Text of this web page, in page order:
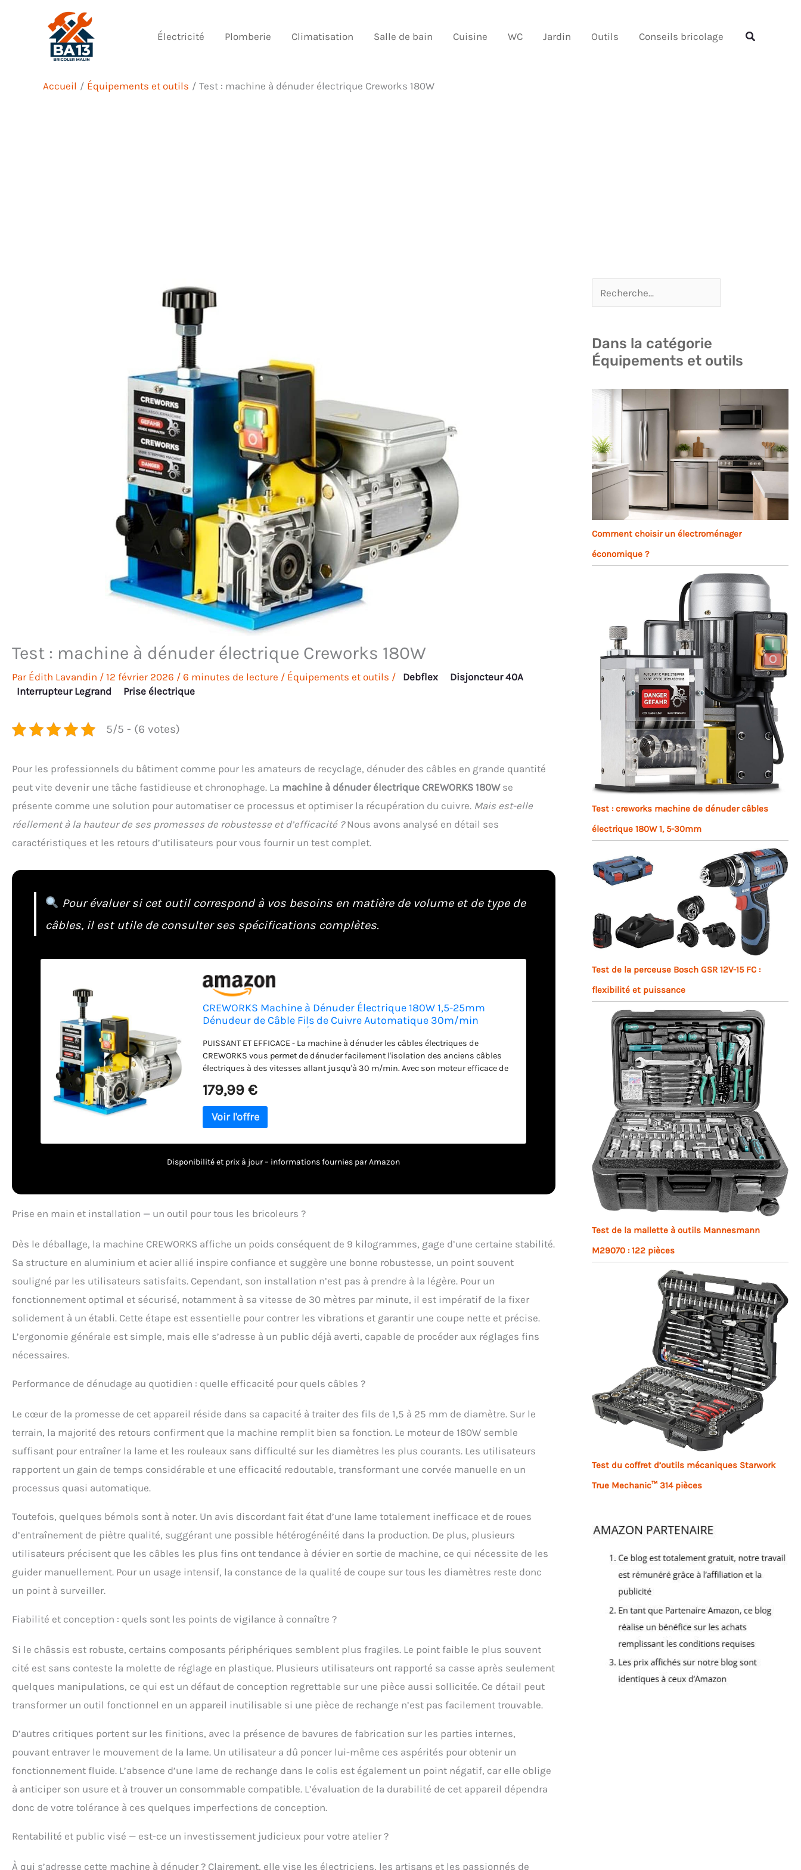
Électricité Plomberie Climatisation Salle de bain Cuisine WC Jardin Outils Conseils bricolage Rechercher
Accueil Équipements et outils Test : machine à dénuder électrique Creworks 180W
Test : machine à dénuder électrique Creworks 180W
Par Édith Lavandin / 12 février 2026 / 6 minutes de lecture / Équipements et outils / Debflex
Disjoncteur 40A
Interrupteur Legrand
Prise électrique
5/5 - (6 votes)
Pour les professionnels du bâtiment comme pour les amateurs de recyclage, dénuder des câbles en grande quantité
peut vite devenir une tâche fastidieuse et chronophage. La machine à dénuder électrique CREWORKS 180Wse
présente comme une solution pour automatiser ce processus et optimiser la récupération du cuivre. Mais est-elle
réellement à la hauteur de ses promesses de robustesse et d’efficacité ?Nous avons analysé en détail ses
caractéristiques et les retours d’utilisateurs pour vous fournir un test complet.
Pour évaluer si cet outil correspond à vos besoins en matière de volume et de type de
câbles, il est utile de consulter ses spécifications complètes.
CREWORKS Machine à Dénuder Électrique 180W 1,5-25mm
Dénudeur de Câble Fils de Cuivre Automatique 30m/min
PUISSANT ET EFFICACE - La machine à dénuder les câbles électriques de
CREWORKS vous permet de dénuder facilement l'isolation des anciens câbles
électriques à des vitesses allant jusqu'à 30 m/min. Avec son moteur efficace de
trous d'alimentation séparés de cette pince à dénuder automatique couvrent les
tailles de fil de 1,5 mm à 25 mm, permettant une manipulation sûre et facile des
tailles de fil les plus courantes. TOUT EN SÉCURITÉ - La hauteur de la lame peut
être réglée individuellement à l'aide du bouton de réglage. Avec l'interrupteur
d'alimentation, le fil de cuivre est passé à travers le trou approprié. Un bouton
d'arrêt d'urgence est disponible en cas de problème. NET ET DURABLE - La lame de
cette pince à dénuder en acier allié conserve son tranchant pour des coupes
fiable et durable.Dénudage Nette - La lame de cette pince à dénuder en acier allié
aluminium renforcé assure une utilisation fiable et durable. PORTABLE - Cette
le de la maison au hangar, à l'atelier ou au chantier et transformez vos câbles de
rebut en un trésor précieux partout où vous en avez besoin.
179,99 €
Disponibilité et prix à jour – informations fournies par Amazon
Prise en main et installation — un outil pour tous les bricoleurs ?
Dès le déballage, la machine CREWORKS affiche un poids conséquent de 9 kilogrammes, gage d’une certaine stabilité.
Sa structure en aluminium et acier allié inspire confiance et suggère une bonne robustesse, un point souvent
souligné par les utilisateurs satisfaits. Cependant, son installation n’est pas à prendre à la légère. Pour un
fonctionnement optimal et sécurisé, notamment à sa vitesse de 30 mètres par minute, il est impératif de la fixer
solidement à un établi. Cette étape est essentielle pour contrer les vibrations et garantir une coupe nette et précise.
L’ergonomie générale est simple, mais elle s’adresse à un public déjà averti, capable de procéder aux réglages fins
nécessaires.
Performance de dénudage au quotidien : quelle efficacité pour quels câbles ?
Le cœur de la promesse de cet appareil réside dans sa capacité à traiter des fils de 1,5 à 25 mm de diamètre. Sur le
terrain, la majorité des retours confirment que la machine remplit bien sa fonction. Le moteur de 180W semble
suffisant pour entraîner la lame et les rouleaux sans difficulté sur les diamètres les plus courants. Les utilisateurs
rapportent un gain de temps considérable et une efficacité redoutable, transformant une corvée manuelle en un
processus quasi automatique.
Toutefois, quelques bémols sont à noter. Un avis discordant fait état d’une lame totalement inefficace et de roues
d’entraînement de piètre qualité, suggérant une possible hétérogénéité dans la production. De plus, plusieurs
utilisateurs précisent que les câbles les plus fins ont tendance à dévier en sortie de machine, ce qui nécessite de les
guider manuellement. Pour un usage intensif, la constance de la qualité de coupe sur tous les diamètres reste donc
un point à surveiller.
Fiabilité et conception : quels sont les points de vigilance à connaître ?
Si le châssis est robuste, certains composants périphériques semblent plus fragiles. Le point faible le plus souvent
cité est sans conteste la molette de réglage en plastique. Plusieurs utilisateurs ont rapporté sa casse après seulement
quelques manipulations, ce qui est un défaut de conception regrettable sur une pièce aussi sollicitée. Ce détail peut
transformer un outil fonctionnel en un appareil inutilisable si une pièce de rechange n’est pas facilement trouvable.
D’autres critiques portent sur les finitions, avec la présence de bavures de fabrication sur les parties internes,
pouvant entraver le mouvement de la lame. Un utilisateur a dû poncer lui-même ces aspérités pour obtenir un
fonctionnement fluide. L’absence d’une lame de rechange dans le colis est également un point négatif, car elle oblige
à anticiper son usure et à trouver un consommable compatible. L’évaluation de la durabilité de cet appareil dépendra
donc de votre tolérance à ces quelques imperfections de conception.
Rentabilité et public visé — est-ce un investissement judicieux pour votre atelier ?
À qui s’adresse cette machine à dénuder ? Clairement, elle vise les électriciens, les artisans et les passionnés de
Dans la catégorie
Équipements et outils
Comment choisir un électroménager
économique ?
Test : creworks machine de dénuder câbles
électrique 180W 1, 5-30mm
Test de la perceuse Bosch GSR 12V-15 FC :
flexibilité et puissance
Test de la mallette à outils Mannesmann
M29070 : 122 pièces
Test du coffret d’outils mécaniques Starwork
True Mechanic™ 314 pièces